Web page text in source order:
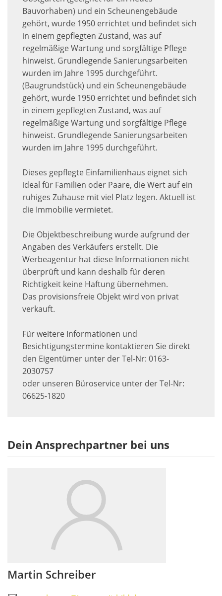
Bauvorhaben) und ein Scheunengebäude
gehört, wurde 1950 errichtet und befindet sich
in einem gepflegten Zustand, was auf
regelmäßige Wartung und sorgfältige Pflege
hinweist. Grundlegende Sanierungsarbeiten
wurden im Jahre 1995 durchgeführt.
(Baugrundstück) und ein Scheunengebäude
gehört, wurde 1950 errichtet und befindet sich
in einem gepflegten Zustand, was auf
regelmäßige Wartung und sorgfältige Pflege
hinweist. Grundlegende Sanierungsarbeiten
wurden im Jahre 1995 durchgeführt.
Dieses gepflegte Einfamilienhaus eignet sich
ideal für Familien oder Paare, die Wert auf ein
ruhiges Zuhause mit viel Platz legen. Aktuell ist
die Immobilie vermietet.
Die Objektbeschreibung wurde aufgrund der
Angaben des Verkäufers erstellt. Die
Werbeagentur hat diese Informationen nicht
überprüft und kann deshalb für deren
Richtigkeit keine Haftung übernehmen.
Das provisionsfreie Objekt wird von privat
verkauft.
Für weitere Informationen und
Besichtigungstermine kontaktieren Sie direkt
den Eigentümer unter der Tel-Nr: 0163-
2030757
oder unseren Büroservice unter der Tel-Nr:
06625-1820
Dein Ansprechpartner bei uns
Martin Schreiber